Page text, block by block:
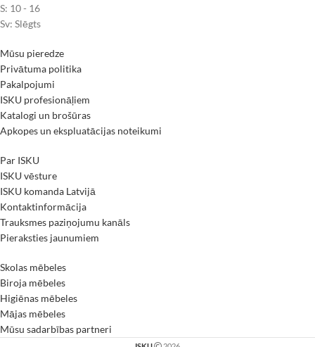
S: 10 - 16
Sv: Slēgts
Mūsu pieredze
Privātuma politika
Pakalpojumi
ISKU profesionāļiem
Katalogi un brošūras
Apkopes un ekspluatācijas noteikumi
Par ISKU
ISKU vēsture
ISKU komanda Latvijā
Kontaktinformācija
Trauksmes paziņojumu kanāls
Pieraksties jaunumiem
Skolas mēbeles
Biroja mēbeles
Higiēnas mēbeles
Mājas mēbeles
Mūsu sadarbības partneri